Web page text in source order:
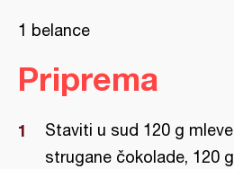
1 belance
Priprema
Staviti u sud 120 g
strugane čokolade, 120